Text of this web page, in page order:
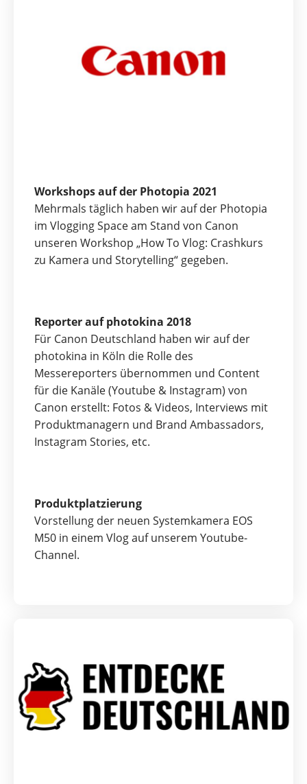
Workshops auf der Photopia 2021
Mehrmals täglich haben wir auf der Photopia
im Vlogging Space am Stand von Canon
unseren Workshop „How To Vlog: Crashkurs
zu Kamera und Storytelling“ gegeben.
Reporter auf photokina 2018
Für Canon Deutschland haben wir auf der
photokina in Köln die Rolle des
Messereporters übernommen und Content
für die Kanäle (Youtube & Instagram) von
Canon erstellt: Fotos & Videos, Interviews mit
Produktmanagern und Brand Ambassadors,
Instagram Stories, etc.
Produktplatzierung
Vorstellung der neuen Systemkamera EOS
M50 in einem Vlog auf unserem Youtube-
Channel.